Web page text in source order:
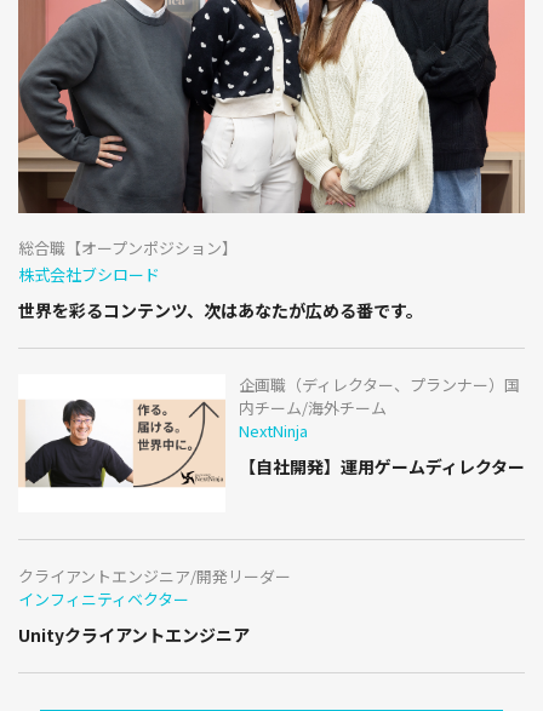
総合職【オープンポジション】
株式会社ブシロード
世界を彩るコンテンツ、次はあなたが広める番です。
企画職（ディレクター、プランナー）国
内チーム/海外チーム
NextNinja
【自社開発】運用ゲームディレクター
クライアントエンジニア/開発リーダー
インフィニティベクター
Unityクライアントエンジニア